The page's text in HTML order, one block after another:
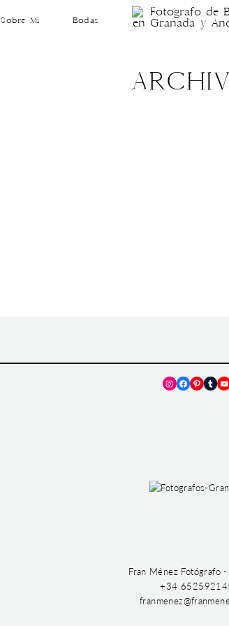
Sobre Mí Bodas
Instagram
Facebook
Pinterest
Fran Ménez Fotógrafo -
+34